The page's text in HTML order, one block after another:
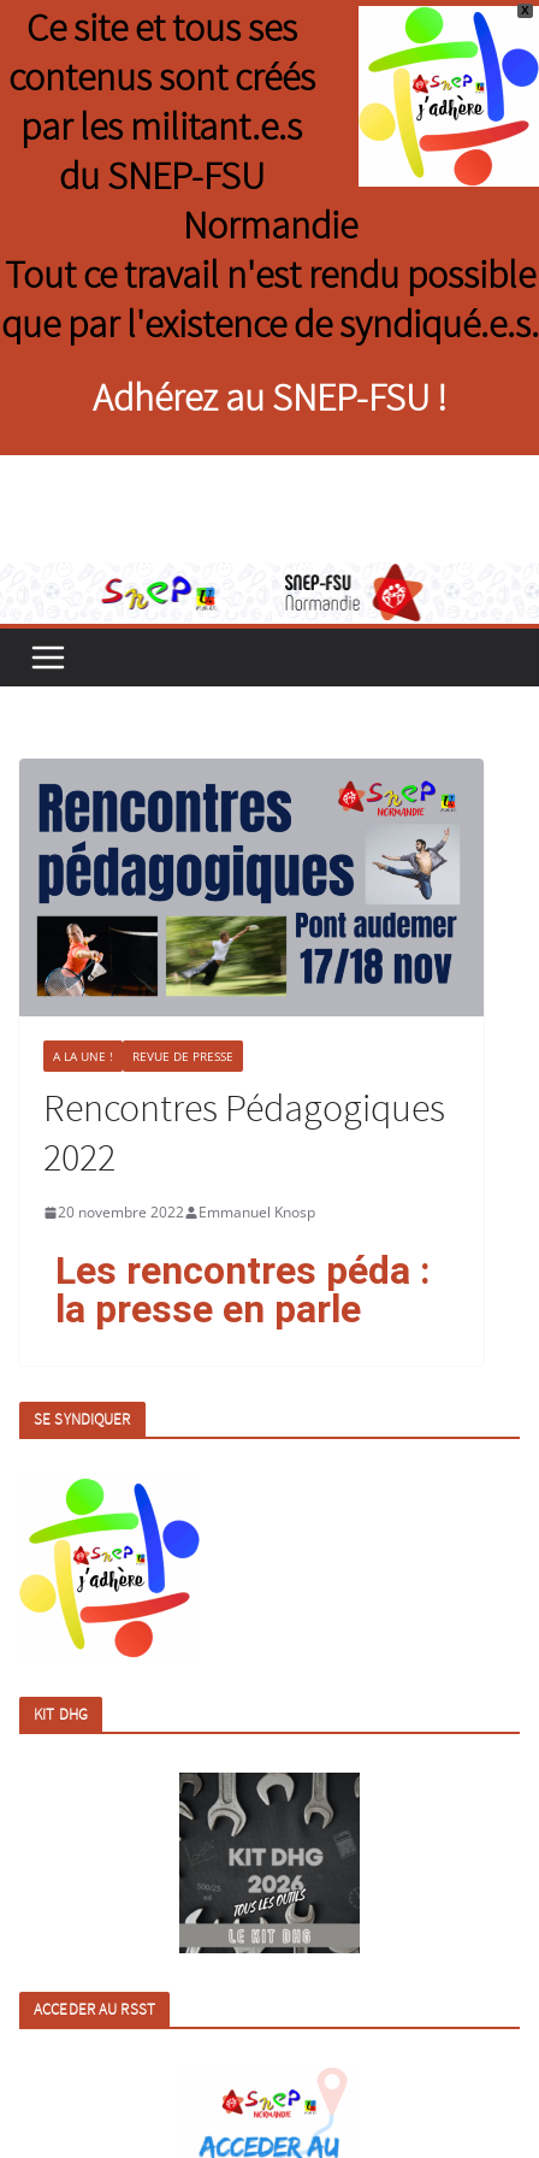
X
Ce site et tous ses
contenus sont créés
par les militant.e.s
du SNEP-FSU
Normandie
Tout ce travail n'est rendu possible
que par l'existence de syndiqué.e.s.
Adhérez au SNEP-FSU !
A LA UNE ! REVUE DE PRESSE
Rencontres Pédagogiques
2022
20 novembre 2022 Emmanuel Knosp
Les rencontres péda :
la presse en parle
SE SYNDIQUER
KIT DHG
ACCEDER AU RSST